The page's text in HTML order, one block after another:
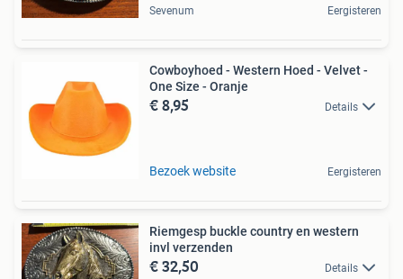
Sevenum Eergisteren
Cowboyhoed - Western Hoed - Velvet -
One Size - Oranje
€ 8,95 Details
Bezoek website Eergisteren
Riemgesp buckle country en western
invl verzenden
€ 32,50 Details